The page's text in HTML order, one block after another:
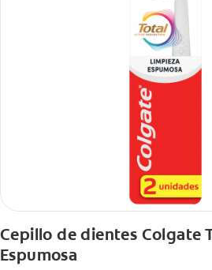
Cepillo de dientes Colgate
Espumosa